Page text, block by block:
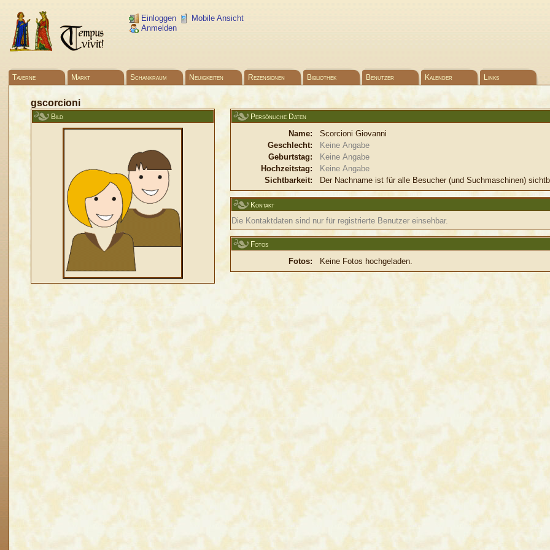
Einloggen
Anmelden
Mobile Ansicht
Taverne Markt Schankraum Neuigkeiten Rezensionen Bibliothek Benutzer Kalender Links
gscorcioni
Bild Persönliche Daten
Name:
Scorcioni Giovanni
Geschlecht:
Keine Angabe
Geburtstag:
Keine Angabe
Hochzeitstag:
Keine Angabe
Sichtbarkeit:
Der Nachname ist für alle Besucher (und Suchmaschinen)
Kontakt
Die Kontaktdaten sind nur für registrierte Benutzer einsehbar.
Fotos
Fotos: Keine Fotos hochgeladen.